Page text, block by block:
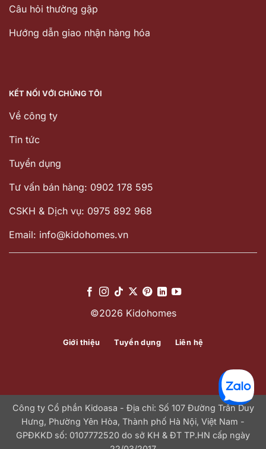
Câu hỏi thường gặp
Hướng dẫn giao nhận hàng hóa
KẾT NỐI VỚI CHÚNG TÔI
Về công ty
Tin tức
Tuyển dụng
Tư vấn bán hàng: 0902 178 595
CSKH & Dịch vụ: 0975 892 968
Email: info@kidohomes.vn
©2026 Kidohomes
Giới thiệu Tuyển dụng Liên hệ
Công ty Cổ phần Kidoasa - Địa chỉ: Số 107 Đường Trần Duy
Hưng, Phường Yên Hòa, Thành phố Hà Nội, Việt Nam -
GPĐKKD số: 0107772520 do sở KH & ĐT TP.HN cấp ngày